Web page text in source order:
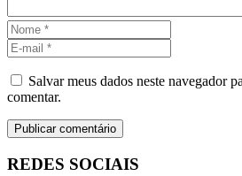
Salvar meus dados neste navegador
comentar.
REDES SOCIAIS